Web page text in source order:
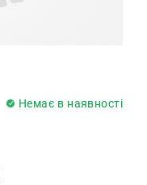
Немає в наявності